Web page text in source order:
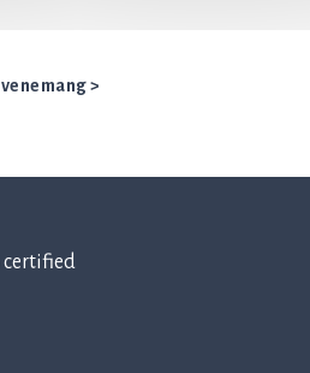
>
certified